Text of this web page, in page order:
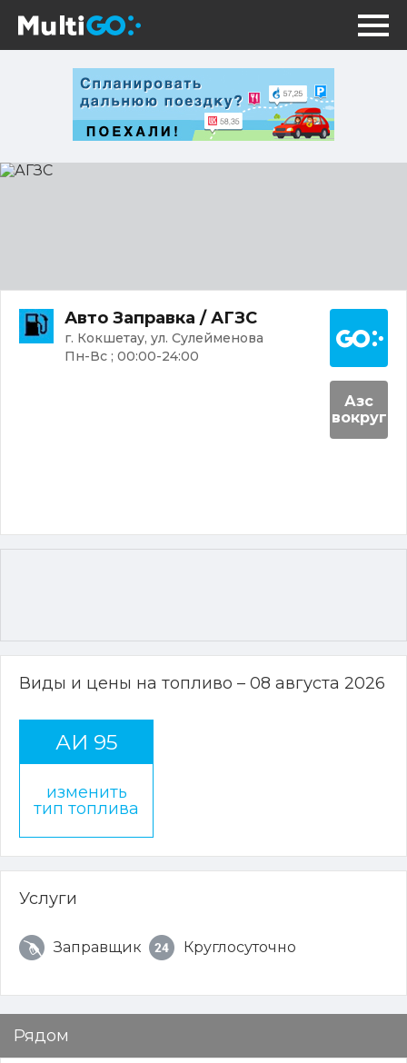
АГЗС
Авто Заправка / АГЗС
г. Кокшетау, ул. Сулейменова
Пн-Вс ; 00:00-24:00
Азс
вокруг
Виды и цены на топливо – 08 августа 2026
АИ 95
изменить
тип топлива
Услуги
Заправщик Круглосуточно
Рядом